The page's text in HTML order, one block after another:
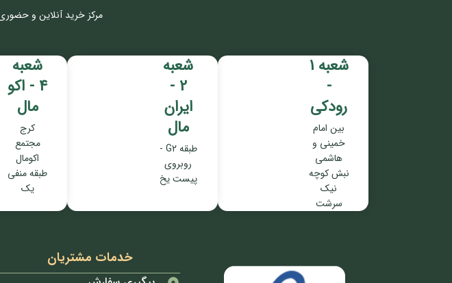
مرکز خرید آنلاین و
شعبه 1
-
رودکی
بین امام
خمینی و
هاشمی
نبش کوچه
نیک
سرشت
شعبه
2 -
ایران
مال
طبقه G2 -
روبروی
پیست یخ
شعبه
4 - اکو
مال
کرج
مجتمع
اکومال
طبقه منفی
یک
خدمات مشتریان